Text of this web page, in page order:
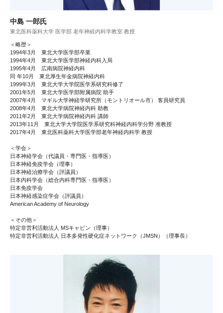
中島 一郎氏
東北医科薬科大学 医学部 老年神経内科学教室 教授
＜略歴＞
1994年3月 東北大学医学部卒業
1994年4月 東北大学医学部神経内科入局
1995年4月 広南病院神経内科
同 年10月 東北厚生年金病院神経内科
1999年3月 東北大学大学院医学系研究科修了
2001年5月 東北大学医学部附属病院 助手
2007年4月 マギル大学神経学研究所（モントリオール市） 客員研究員
2008年4月 東北大学病院神経内科 助教
2011年2月 東北大学病院神経内科 講師
2013年11月 東北大学大学院医学系研究科神経内科学分野 准教授
2017年4月 東北医科薬科大学医学部老年神経内科学 教授
＜学会＞
日本神経学会（代議員・専門医・指導医）
日本神経免疫学会（理事）
日本神経治療学会（評議員）
日本内科学会（総合内科専門医・指導医）
日本免疫学会
日本神経感染症学会（評議員）
American Academy of Neurology
＜その他＞
特定非営利活動法人 MSキャビン（理事）
特定非営利活動法人 日本多発性硬化症ネットワーク（JMSN）（理事長）